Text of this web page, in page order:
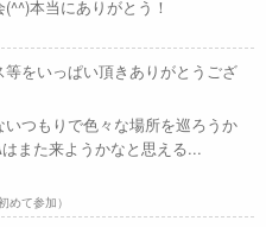
本当にありがとう！
をいっぱい頂きありがとうござ
つもりで色々な場所を巡ろうか
また来ようかなと思える...
て参加）